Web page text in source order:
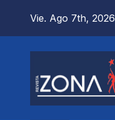
Vie. Ago 7th, 2026